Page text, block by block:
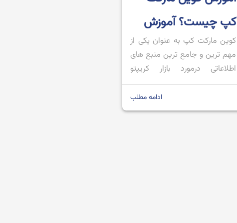
کپ چیست؟ آموزش
گام به گام کار با سایت
CoinMarketCap
کوین مارکت کپ به عنوان یکی از
مهم ترین و جامع ترین منبع های
اطلاعاتی درمورد بازار کریپتو
شناخته می شود؛ طوری که تمامی
فعالین این حوزه، برای بررسی
رمزارز موردنظر خود، حتما از سایت
ادامه مطلب